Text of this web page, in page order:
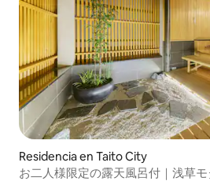
Residencia en Taito City
お二人様限定の露天風呂付｜浅草